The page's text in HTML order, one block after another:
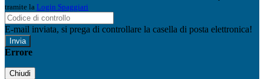
tramite la Login Spaggiari
E-mail inviata, si prega di controllare la casella di posta elettronica!
Errore
Chiudi